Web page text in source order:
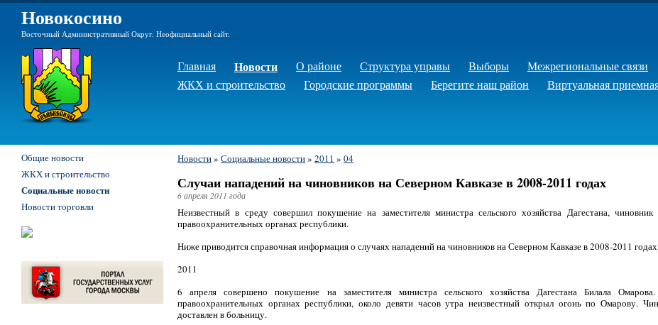
Новокосино
Восточный Административный Округ. Неофициальный сайт.
Главная Новости О районе Структура управы Выборы Межрегиональные связи
ЖКХ и строительство
Городские программы Берегите наш район Виртуальная
Новости» Социальные новости» 2011 » 04
Случаи нападений на чиновников на Северном Кавказе в 2008-2011 годах
6 апреля 2011 года
Неизвестный в среду совершил покушение на заместителя министра сельского хозяйства Дагестана,
правоохранительных органах республики.
Ниже приводится справочная информация о случаях нападений на чиновников на Северном Кавказе в 2008-2011
2011
6 апреля совершено покушение на заместителя министра сельского хозяйства Дагестана Билала
правоохранительных органах республики, около девяти часов утра неизвестный открыл огонь по Омарову.
доставлен в больницу.
Общие новости
ЖКХ и строительство
Социальные новости
Новости торговли